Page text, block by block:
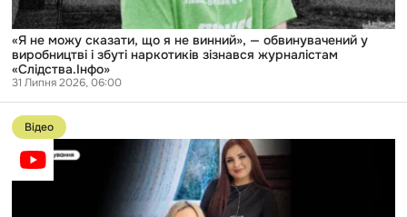
виробництві
збуті
наркотиків
зізнався
журналістам
«Слідства.Інфо»
«Я не можу сказати, що я не винний», — обвинувачений у
виробництві і збуті наркотиків зізнався журналістам
«Слідства.Інфо»
31 Липня 2026, 06:00
Перейти
до
публікації
Спільні
свята
Відео